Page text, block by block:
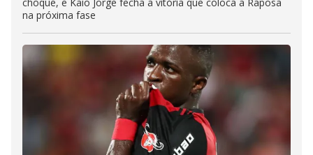
na próxima fase